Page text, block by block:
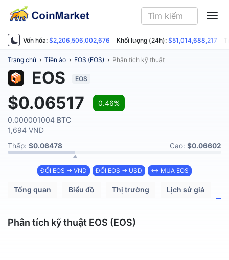
Vốn hóa: $2,206,506,002,676 Khối lượng (24h): $51,014,688,217
Trang chủ › Tiền ảo › EOS (EOS) › Phân tích kỹ thuật
EOS EOS
$0.06517
0.46%
0.000001004 BTC
1,694 VND
Thấp: $0.06478 Cao: $0.06602
ĐỔI EOS → VND ĐỔI EOS → USD ↔ MUA EOS
Tổng quan Biểu đồ Thị trường Lịch sử giá
Phân tích kỹ thuật EOS (EOS)